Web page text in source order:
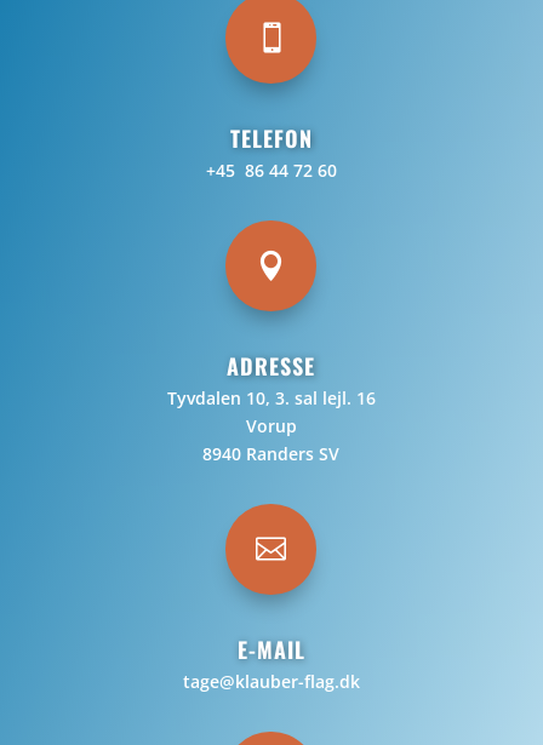
TELEFON
+45 86 44 72 60

ADRESSE
Tyvdalen 10, 3. sal lejl. 16
Vorup
8940 Randers SV

E-MAIL
tage@klauber-flag.dk